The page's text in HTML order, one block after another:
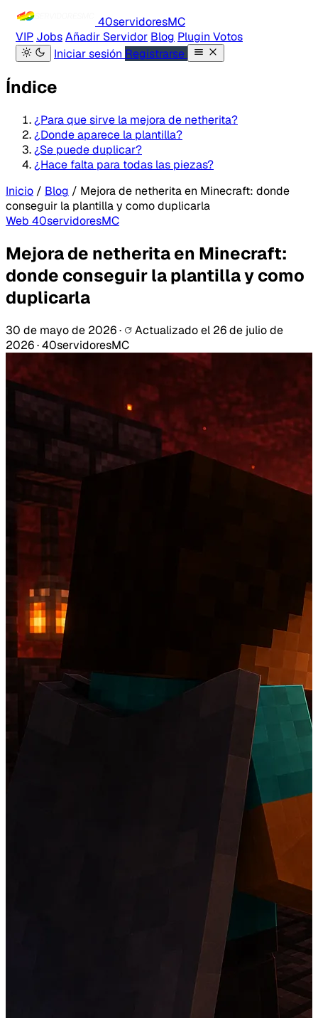
40servidoresMC
VIP JobsAñadir Servidor Blog Plugin Votos
Iniciar sesión Registrarse
Índice
¿Para que sirve la mejora de netherita?
¿Donde aparece la plantilla?
¿Se puede duplicar?
¿Hace falta para todas las piezas?
Inicio / Blog / Mejora de netherita en Minecraft: donde
conseguir la plantilla y como duplicarla
Web 40servidoresMC
Mejora de netherita en Minecraft:
donde conseguir la plantilla y como
duplicarla
30 de mayo de 2026· Actualizado el 26 de julio de
2026·40servidoresMC